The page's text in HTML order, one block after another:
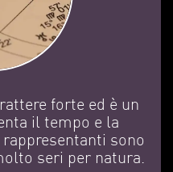
forte ed è un
il tempo e la
sono
seri per natura.